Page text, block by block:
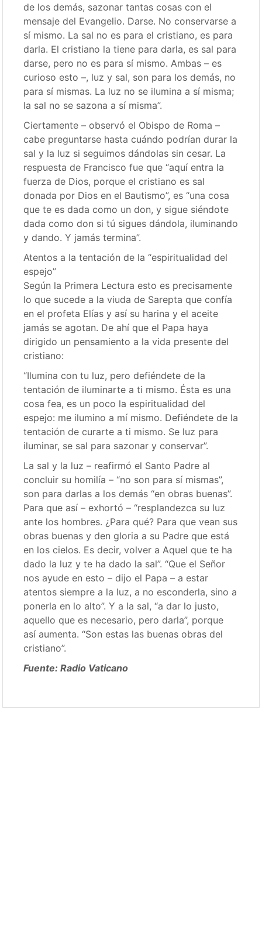
de los demás, sazonar tantas cosas con el
mensaje del Evangelio. Darse. No conservarse a
sí mismo. La sal no es para el cristiano, es para
darla. El cristiano la tiene para darla, es sal para
darse, pero no es para sí mismo. Ambas – es
curioso esto –, luz y sal, son para los demás, no
para sí mismas. La luz no se ilumina a sí misma;
la sal no se sazona a sí misma”.
Ciertamente – observó el Obispo de Roma –
cabe preguntarse hasta cuándo podrían durar la
sal y la luz si seguimos dándolas sin cesar. La
respuesta de Francisco fue que “aquí entra la
fuerza de Dios, porque el cristiano es sal
donada por Dios en el Bautismo”, es “una cosa
que te es dada como un don, y sigue siéndote
dada como don si tú sigues dándola, iluminando
y dando. Y jamás termina”.
Atentos a la tentación de la “espiritualidad del
espejo”
Según la Primera Lectura esto es precisamente
lo que sucede a la viuda de Sarepta que confía
en el profeta Elías y así su harina y el aceite
jamás se agotan. De ahí que el Papa haya
dirigido un pensamiento a la vida presente del
cristiano:
“Ilumina con tu luz, pero defiéndete de la
tentación de iluminarte a ti mismo. Ésta es una
cosa fea, es un poco la espiritualidad del
espejo: me ilumino a mí mismo. Defiéndete de la
tentación de curarte a ti mismo. Se luz para
iluminar, se sal para sazonar y conservar”.
La sal y la luz – reafirmó el Santo Padre al
concluir su homilía – “no son para sí mismas”,
son para darlas a los demás “en obras buenas”.
Para que así – exhortó – “resplandezca su luz
ante los hombres. ¿Para qué? Para que vean sus
obras buenas y den gloria a su Padre que está
en los cielos. Es decir, volver a Aquel que te ha
dado la luz y te ha dado la sal”. “Que el Señor
nos ayude en esto – dijo el Papa – a estar
atentos siempre a la luz, a no esconderla, sino a
ponerla en lo alto”. Y a la sal, “a dar lo justo,
aquello que es necesario, pero darla”, porque
así aumenta. “Son estas las buenas obras del
cristiano”.
Fuente: Radio Vaticano